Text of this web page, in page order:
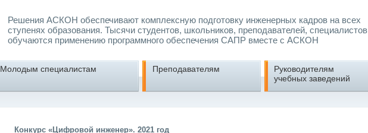
Решения АСКОН обеспечивают комплексную подготовку инженерных кадров на всех
ступенях образования. Тысячи студентов, школьников, преподавателей, специалистов
обучаются применению программного обеспечения САПР вместе с АСКОН
Молодым специалистам Преподавателям
Руководителям
учебных заведений
Конкурс «Цифровой инженер». 2021 год